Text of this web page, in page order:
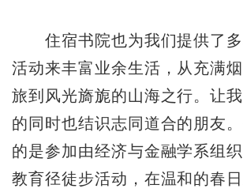
住宿书院也为我们提供了多
活动来丰富业余生活，从充满
旅到风光旖旎的山海之行。让
的同时也结识志同道合的朋友
的是参加由经济与金融学系组
教育径徒步活动，在温和的春